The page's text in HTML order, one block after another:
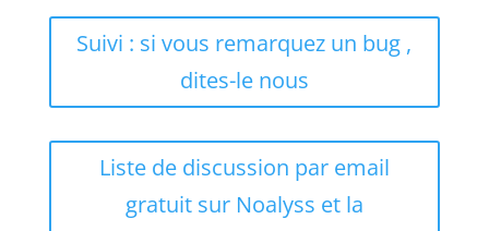
Suivi : si vous remarquez un bug ,
dites-le nous
Liste de discussion par email
gratuit sur Noalyss et la